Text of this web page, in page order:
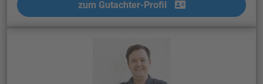
zum Gutachter-Profil